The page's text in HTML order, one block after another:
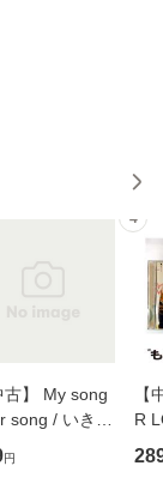
古】 My song
song / いきも
り / [CD]
ール便送料無
円
4
【
R
産